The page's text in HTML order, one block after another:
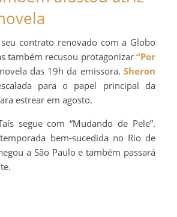
contrato renovado com a Globo
também recusou protagonizar “Por
das 19h da emissora. Sheron
para o papel principal da
estrear em agosto.
segue com “Mudando de Pele”.
bem-sucedida no Rio de
a São Paulo e também passará